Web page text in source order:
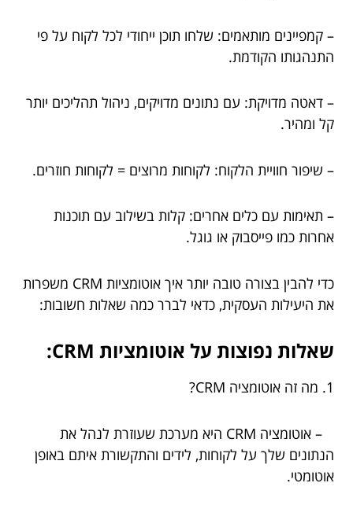
– קמפיינים מותאמים: שלחו תוכן ייחודי לכל לקוח על פי
התנהגותו הקודמת.
– דאטה מדויקת: עם נתונים מדויקים, ניהול תהליכים יותר
קל ומהיר.
– שיפור חוויית הלקוח: לקוחות מרוצים = לקוחות חוזרים.
– תאימות עם כלים אחרים: קלות בשילוב עם תוכנות
אחרות כמו פייסבוק או גוגל.
כדי להבין בצורה טובה יותר איך אוטומציות CRM משפרות
את היעילות העסקית, כדאי לברר כמה שאלות חשובות:
שאלות נפוצות על אוטומציות CRM:
1. מה זה אוטומציה CRM?
– אוטומציה CRM היא מערכת שעוזרת לנהל את
הנתונים שלך על לקוחות, לידים והתקשורת איתם באופן
אוטומטי.